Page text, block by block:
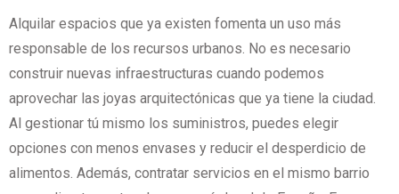
Alquilar espacios que ya existen fomenta un uso más
responsable de los recursos urbanos. No es necesario
construir nuevas infraestructuras cuando podemos
aprovechar las joyas arquitectónicas que ya tiene la ciudad.
Al gestionar tú mismo los suministros, puedes elegir
opciones con menos envases y reducir el desperdicio de
alimentos. Además, contratar servicios en el mismo barrio